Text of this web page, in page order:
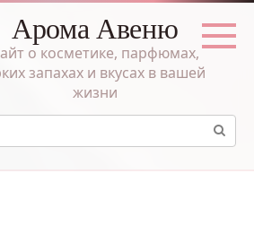
Арома Авеню
о косметике, парфюмах,
запахах и вкусах в вашей
жизни